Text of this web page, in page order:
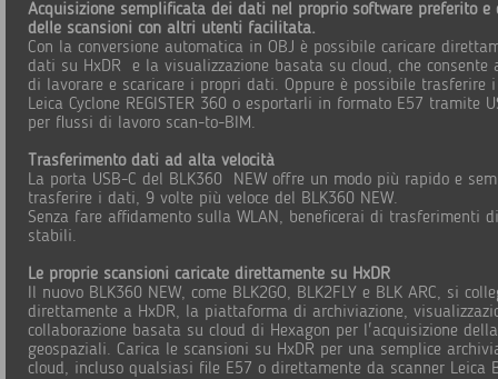
Acquisizione semplificata dei dati nel proprio software preferito e
delle scansioni con altri utenti facilitata.
Con la conversione automatica in OBJ è possibile caricare
dati su HxDR e la visualizzazione basata su cloud, che consente
di lavorare e scaricare i propri dati. Oppure è possibile trasferire
Leica Cyclone REGISTER 360 o esportarli in formato E57 tramite
per flussi di lavoro scan-to-BIM.
Trasferimento dati ad alta velocità
La porta USB-C del BLK360 NEW offre un modo più rapido e
trasferire i dati, 9 volte più veloce del BLK360 NEW.
Senza fare affidamento sulla WLAN, beneficerai di trasferimenti
stabili.
Le proprie scansioni caricate direttamente su HxDR
Il nuovo BLK360 NEW, come BLK2GO, BLK2FLY e BLK ARC, si
direttamente a HxDR, la piattaforma di archiviazione,
collaborazione basata su cloud di Hexagon per l'acquisizione
geospaziali. Carica le scansioni su HxDR per una semplice
cloud, incluso qualsiasi file E57 o direttamente da scanner Leica